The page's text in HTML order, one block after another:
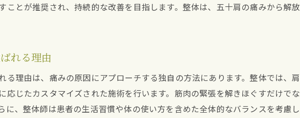
整体による肩痛改善の生活への影響
整体で得られる五十肩改善の具体的な効果
五十肩治療における整体の革新的技術
整体がもたらす五十肩への予防効果
ことが推奨され、持続的な改善を目指します。整体は、五十肩の痛みから解
れる理由
る理由は、痛みの原因にアプローチする独自の方法にあります。整体では、
応じたカスタマイズされた施術を行います。筋肉の緊張を解きほぐすだけで
に、整体師は患者の生活習慣や体の使い方を含めた全体的なバランスを考慮